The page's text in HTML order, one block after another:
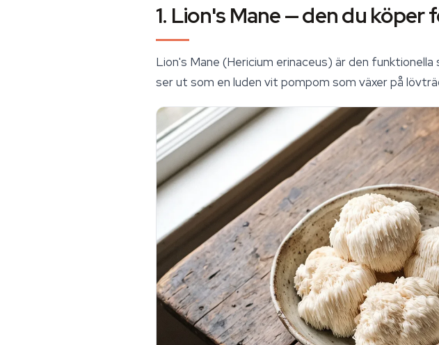
1. Lion's Mane — den du köper
Lion's Mane (Hericium erinaceus) är den
ser ut som en luden vit pompom som växer på